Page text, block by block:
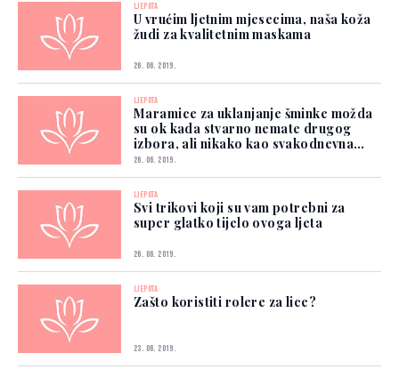
LJEPOTA
U vrućim ljetnim mjesecima, naša koža
žudi za kvalitetnim maskama
26. 06. 2019.
LJEPOTA
Maramice za uklanjanje šminke možda
su ok kada stvarno nemate drugog
izbora, ali nikako kao svakodnevna
metoda
26. 06. 2019.
LJEPOTA
Svi trikovi koji su vam potrebni za
super glatko tijelo ovoga ljeta
26. 06. 2019.
LJEPOTA
Zašto koristiti rolere za lice?
23. 06. 2019.